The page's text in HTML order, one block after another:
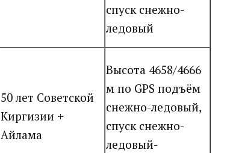
спуск снежно-
ледовый
50 лет Советской
Киргизии +
Айлама
Высота 4658/4666
м по GPS подъём
снежно-ледовый,
спуск снежно-
ледовый-